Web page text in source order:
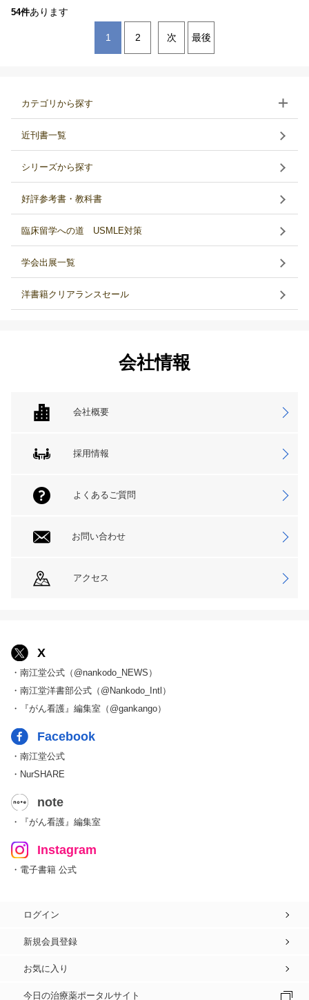
54件あります
1 2 次 最後
カテゴリから探す
近刊書一覧
シリーズから探す
好評参考書・教科書
臨床留学への道 USMLE対策
学会出展一覧
洋書籍クリアランスセール
会社情報
会社概要
採用情報
よくあるご質問
お問い合わせ
アクセス
X
・南江堂公式（@nankodo_NEWS）
・南江堂洋書部公式（@Nankodo_Intl）
・『がん看護』編集室（@gankango）
Facebook
・南江堂公式
・NurSHARE
note
・『がん看護』編集室
Instagram
・電子書籍 公式
ログイン
新規会員登録
お気に入り
今日の治療薬ポータルサイト